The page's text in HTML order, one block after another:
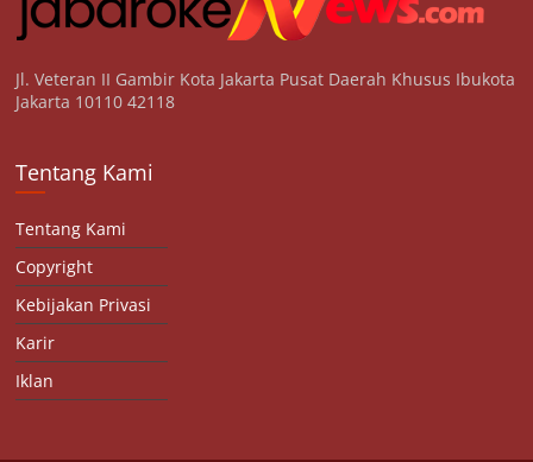
Jl. Veteran II Gambir Kota Jakarta Pusat Daerah Khusus Ibukota
Jakarta 10110 42118
Tentang Kami
Tentang Kami
Copyright
Kebijakan Privasi
Karir
Iklan